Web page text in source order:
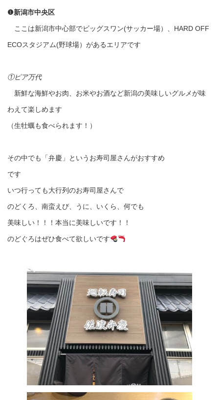
❶新潟市中央区
ここは新潟市中心部でビッグスワン(サッカー場）、HARD OFF
ECOスタジアム(野球場）があるエリアです
①ピア万代
新鮮な海鮮やお肉、お米やお酒など新潟の美味しいグルメが味
わえて楽しめます
（生牡蠣も食べられます！）
その中でも「弁慶」というお寿司屋さんがおすすめ
です
いつ行っても大行列のお寿司屋さんで
のどくろ、南蛮えび、うに、いくら、何でも
美味しい！！！本当に美味しいです！！
のどぐろはぜひ食べて欲しいです